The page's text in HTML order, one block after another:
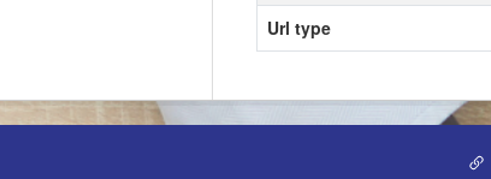
Url type